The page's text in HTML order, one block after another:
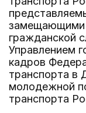
замещающими
гражданской
Управлением
кадров
транспорта в
молодежной
транспорта